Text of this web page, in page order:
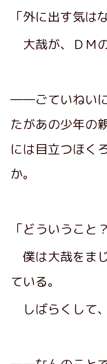
「外に出す気は
大哉が、ＤＭ
――ごていねい
たがあの少年の
には目立つほく
か。
「どういうこと
僕は大哉をま
ている。
しばらくして